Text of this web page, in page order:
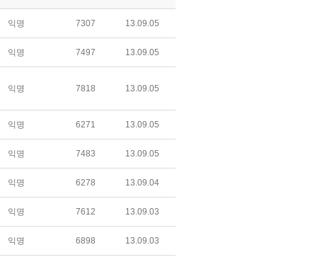
익명 7307 13.09.05
익명 7497 13.09.05
익명 7818 13.09.05
익명 6271 13.09.05
익명 7483 13.09.05
익명 6278 13.09.04
익명 7612 13.09.03
익명 6898 13.09.03